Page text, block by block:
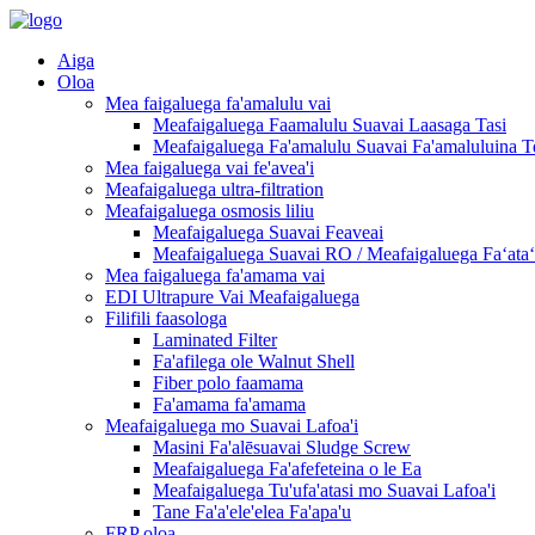
Aiga
Oloa
Mea faigaluega fa'amalulu vai
Meafaigaluega Faamalulu Suavai Laasaga Tasi
Meafaigaluega Fa'amalulu Suavai Fa'amaluluina
Mea faigaluega vai fe'avea'i
Meafaigaluega ultra-filtration
Meafaigaluega osmosis liliu
Meafaigaluega Suavai Feaveai
Meafaigaluega Suavai RO / Meafaigaluega
Mea faigaluega fa'amama vai
EDI Ultrapure Vai Meafaigaluega
Filifili faasologa
Laminated Filter
Fa'afilega ole Walnut Shell
Fiber polo faamama
Fa'amama fa'amama
Meafaigaluega mo Suavai Lafoa'i
Masini Fa'alēsuavai Sludge Screw
Meafaigaluega Fa'afefeteina o le Ea
Meafaigaluega Tu'ufa'atasi mo Suavai Lafoa'i
Tane Fa'a'ele'elea Fa'apa'u